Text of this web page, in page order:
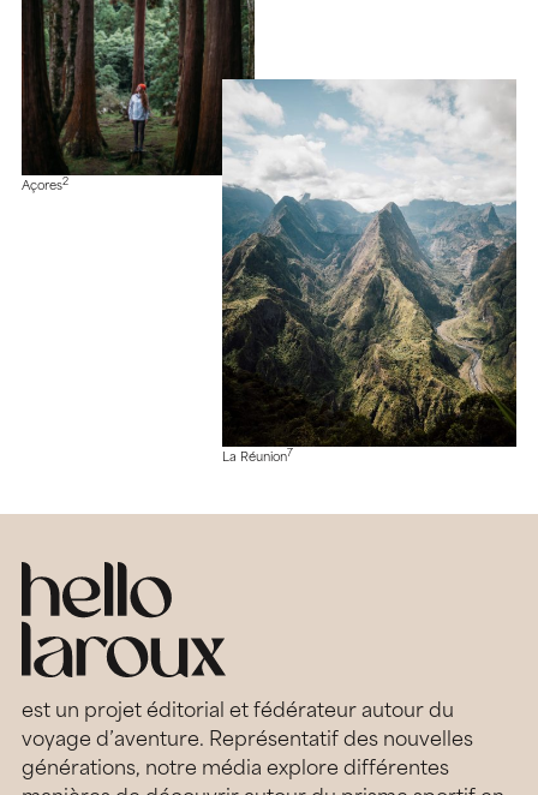
Açores2
La Réunion7
est un projet éditorial et fédérateur autour du
voyage d’aventure. Représentatif des nouvelles
générations, notre média explore différentes